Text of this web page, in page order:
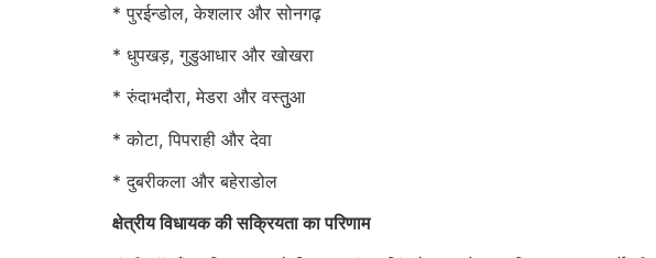
* पुरईन्डोल, केशलार और सोनगढ़
* धुपखड़, गुडुआधार और खोखरा
* रुंदाभदौरा, मेडरा और वस्तुुआ
* कोटा, पिपराही और देवा
* दुबरीकला और बहेराडोल
क्षेत्रीय विधायक की सक्रियता का परिणाम